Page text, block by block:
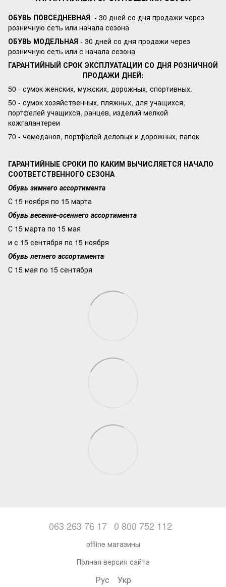
ОБУВЬ ПОВСЕДНЕВНАЯ - 30 дней со дня продажи через
розничную сеть или начала сезона
ОБУВЬ МОДЕЛЬНАЯ - 30 дней со дня продажи через
розничную сеть или с начала сезона
ГАРАНТИЙНЫЙ СРОК ЭКСПЛУАТАЦИИ СО ДНЯ РОЗНИЧНОЙ
ПРОДАЖИ ДНЕЙ:
50 - сумок женских, мужских, дорожных, спортивных.
50 - сумок хозяйственных, пляжных, для учащихся,
портфелей учащихся, ранцев, изделий мелкой
кожгалантереи
70 - чемоданов, портфелей деловых и дорожных, папок
ГАРАНТИЙНЫЕ СРОКИ ПО КАКИМ ВЫЧИСЛЯЕТСЯ НАЧАЛО
СООТВЕТСТВЕННОГО СЕЗОНА
Обувь зимнего ассортимента
С 15 ноября по 15 марта
Обувь весенне-осеннего ассортимента
С 15 марта по 15 мая
и с 15 сентября по 15 ноября
Обувь летнего ассортимента
С 15 мая по 15 сентября
063 263 76 17 0 800 752 112
offline магазины
Полная версия сайта
Рус Укр